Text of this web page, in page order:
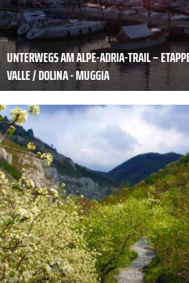
UNTERWEGS AM ALPE-ADRIA-TRAIL –
VALLE / DOLINA - MUGGIA